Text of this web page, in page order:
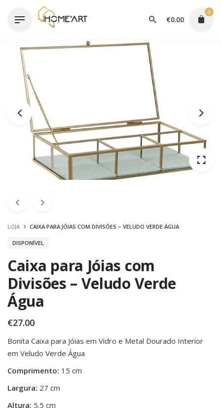
€0.00
0
LOJA CAIXA PARA JÓIAS COM DIVISÕES – VELUDO VERDE ÁGUA
DISPONÍVEL
Caixa para Jóias com
Divisões – Veludo Verde
Água
€27.00
Bonita Caixa para Jóias em Vidro e Metal Dourado Interior
em Veludo Verde Água
Comprimento: 15 cm
Largura: 27 cm
Altura: 5.5 cm